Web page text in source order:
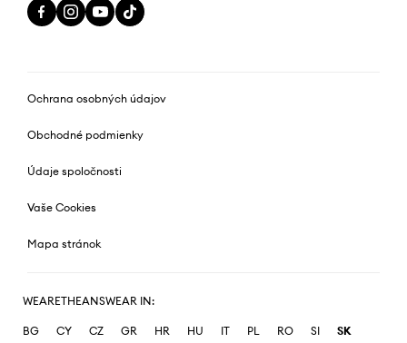
Ochrana osobných údajov
Obchodné podmienky
Údaje spoločnosti
Vaše Cookies
Mapa stránok
WEARETHEANSWEAR IN:
BG CY CZ GR HR HU IT PL RO SI SK